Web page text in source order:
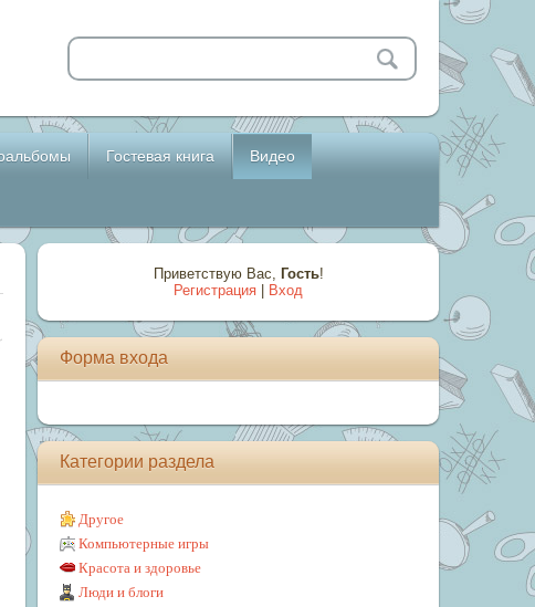
Гостевая книга Видео
Приветствую Вас, Гость!
Регистрация
Вход
Форма входа
Категории раздела
Другое
Компьютерные игры
Красота и здоровье
Люди и блоги